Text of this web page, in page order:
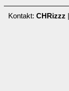
Kontakt: CHRizzz